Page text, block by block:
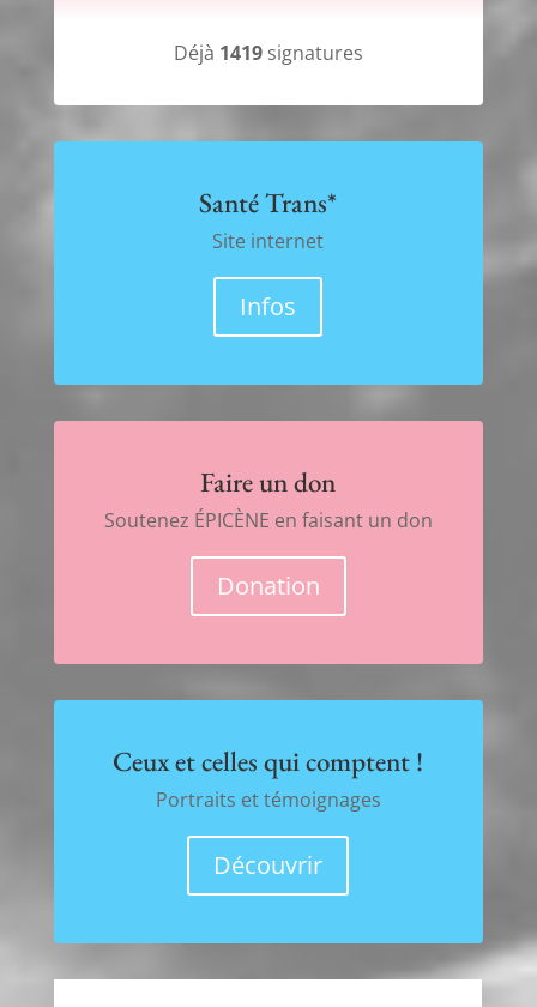
Déjà 1419signatures
Santé Trans*
Site internet
Infos
Faire un don
Soutenez ÉPICÈNE en faisant un don
Donation
Ceux et celles qui comptent !
Portraits et témoignages
Découvrir